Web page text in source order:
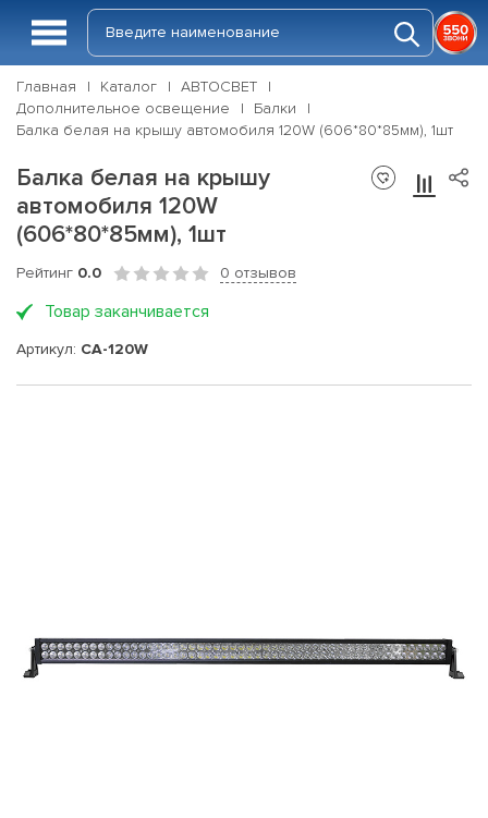
Главная Каталог
АВТОСВЕТ
Дополнительное освещение
Балки
Балка белая на крышу автомобиля 120W (606*80*85мм), 1шт
Балка белая на крышу
автомобиля 120W
(606*80*85мм), 1шт
Рейтинг 0.0 0 отзывов
Товар заканчивается
Артикул: CA-120W